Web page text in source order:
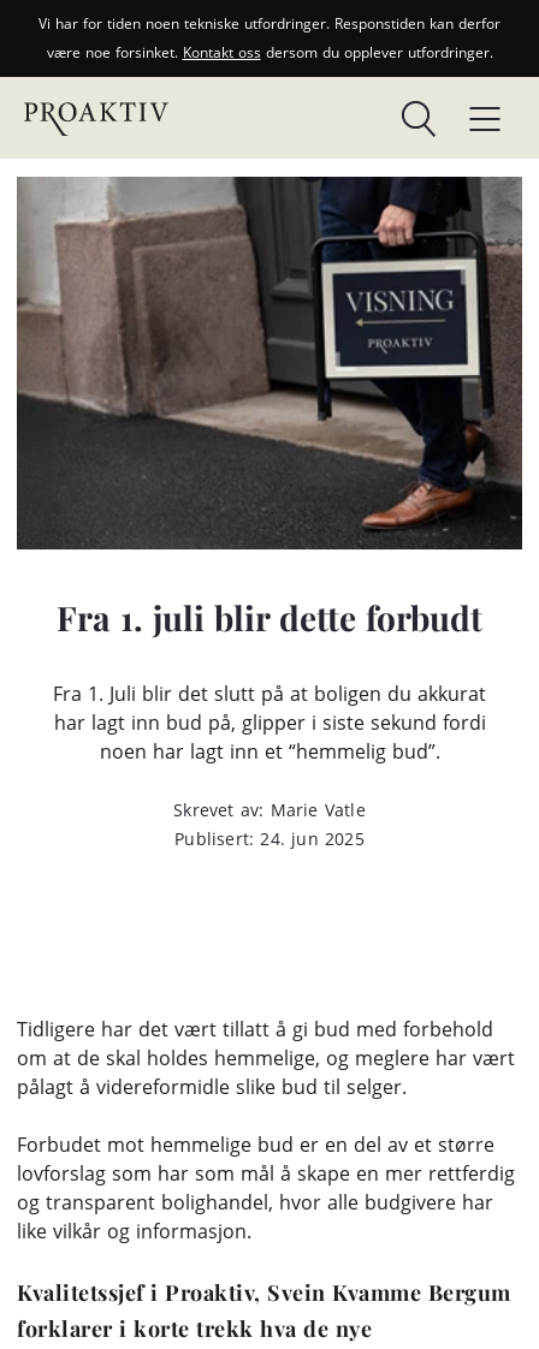
Vi har for tiden noen tekniske utfordringer. Responstiden kan derfor
være noe forsinket. Kontakt ossdersom du opplever utfordringer.
Fra 1. juli blir dette forbudt
Fra 1. Juli blir det slutt på at boligen du akkurat
har lagt inn bud på, glipper i siste sekund fordi
noen har lagt inn et “hemmelig bud”.
Skrevet av: Marie Vatle
Publisert: 24. jun 2025
Tidligere har det vært tillatt å gi bud med forbehold
om at de skal holdes hemmelige, og meglere har vært
pålagt å videreformidle slike bud til selger.
Forbudet mot hemmelige bud er en del av et større
lovforslag som har som mål å skape en mer rettferdig
og transparent bolighandel, hvor alle budgivere har
like vilkår og informasjon.
Kvalitetssjef i Proaktiv, Svein Kvamme Bergum
forklarer i korte trekk hva de nye